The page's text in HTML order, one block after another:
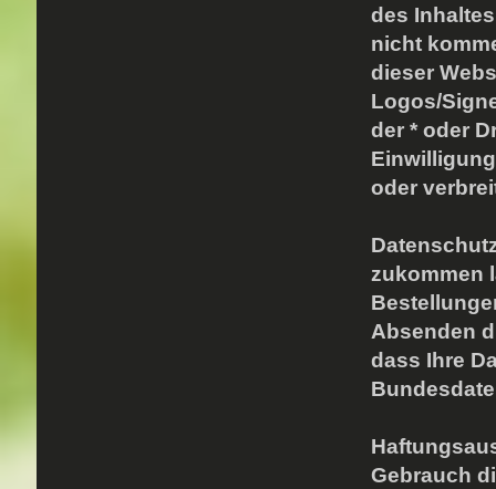
des
nicht
dieser
Logos/
der * oder
oder
zukommen
Absenden
dass Ihre
Gebrauch